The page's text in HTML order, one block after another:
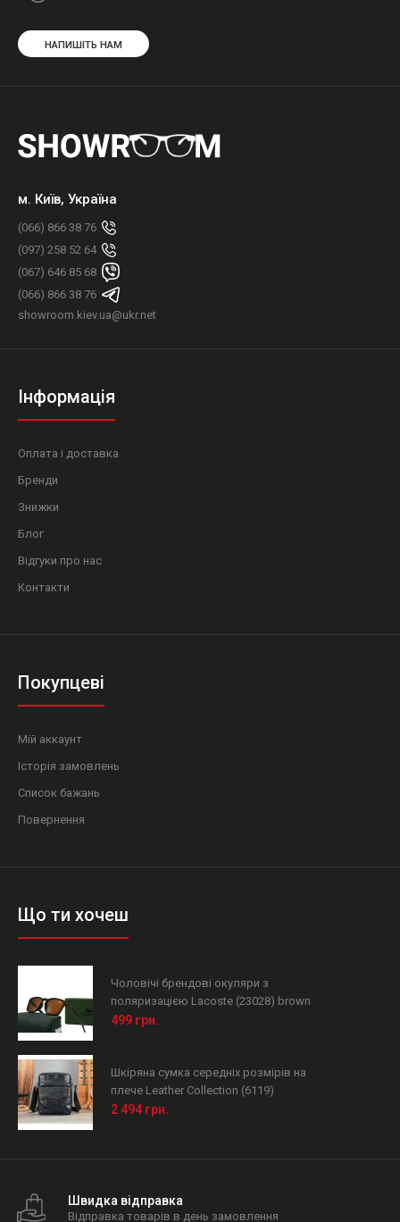
НАПИШІТЬ НАМ
м. Київ, Україна
(066) 866 38 76
(097) 258 52 64
(067) 646 85 68
(066) 866 38 76
showroom.kiev.ua@ukr.net
Інформація
Оплата і доставка
Бренди
Знижки
Блог
Відгуки про нас
Контакти
Покупцеві
Мій аккаунт
Історія замовлень
Список бажань
Повернення
Що ти хочеш
Чоловічі брендові окуляри з
поляризацією Lacoste (23028) brown
499 грн.
Шкіряна сумка середніх розмірів на
плече Leather Collection (6119)
2 494 грн.
Швидка відправка
Відправка товарів в день замовлення